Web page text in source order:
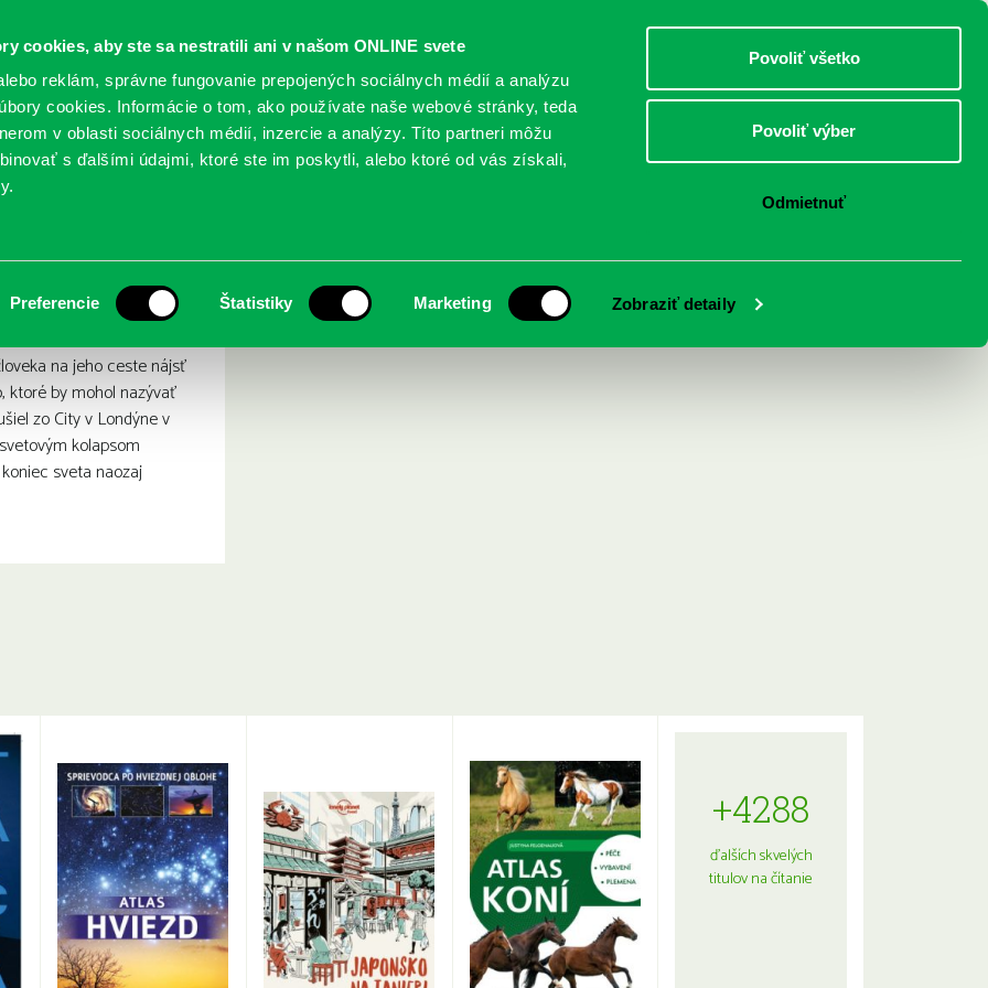
cookies, aby ste sa nestratili ani v našom ONLINE svete
reklám, správne fungovanie prepojených sociálnych médií a analýzu
cookies. Informácie o tom, ako používate naše webové stránky, teda
v oblasti sociálnych médií, inzercie a analýzy. Títo partneri môžu
s ďalšími údajmi, ktoré ste im poskytli, alebo ktoré od vás získali,
Preferencie Štatistiky Marketing Zobraziť detaily
Povoliť všetko
Povoliť výber
Odmietnuť
DOSPELÍ
SLUŽBY PODUJATIA POBOČKY O KNIŽNICI
na veľrybu
na jeho ceste nájsť
ktoré by mohol nazývať
zo City v Londýne v
kolapsom
sveta naozaj
+4288
ďalších skvelých
titulov na čítanie